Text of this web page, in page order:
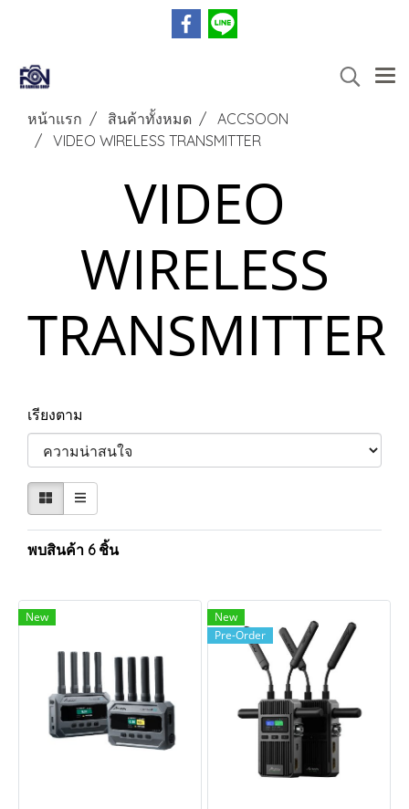
หน้าแรก สินค้าทั้งหมด
ACCSOON
VIDEO WIRELESS TRANSMITTER
VIDEO
WIRELESS
TRANSMITTER
เรียงตาม
พบสินค้า 6 ชิ้น
New
New
Pre-Order